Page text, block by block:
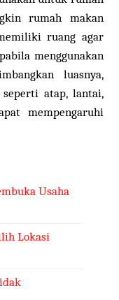
rumah makan
ruang agar
menggunakan
luasnya,
atap, lantai,
mempengaruhi
Usaha
Lokasi